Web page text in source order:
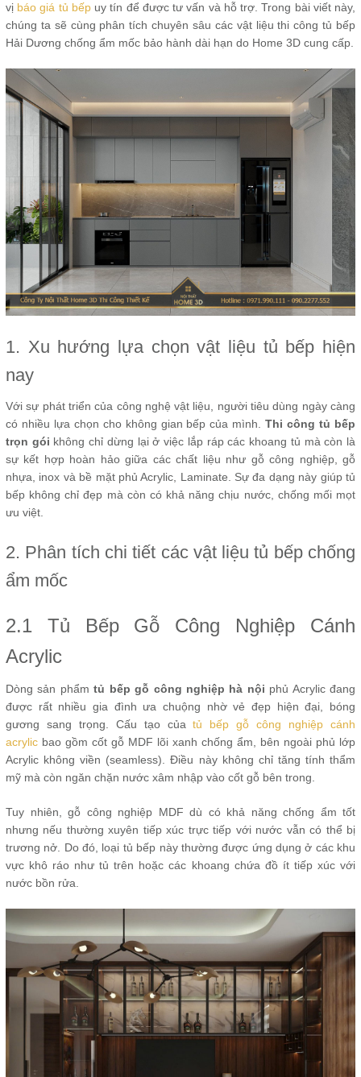
vị báo giá tủ bếpuy tín để được tư vấn và hỗ trợ. Trong bài viết này,
chúng ta sẽ cùng phân tích chuyên sâu các vật liệu thi công tủ bếp
Hải Dương chống ẩm mốc bảo hành dài hạn do Home 3D cung cấp.
1. Xu hướng lựa chọn vật liệu tủ bếp hiện
nay
Với sự phát triển của công nghệ vật liệu, người tiêu dùng ngày càng
có nhiều lựa chọn cho không gian bếp của mình.Thi công tủ bếp
trọn gói không chỉ dừng lại ở việc lắp ráp các khoang tủ mà còn là
sự kết hợp hoàn hảo giữa các chất liệu như gỗ công nghiệp, gỗ
nhựa, inox và bề mặt phủ Acrylic, Laminate. Sự đa dạng này giúp tủ
bếp không chỉ đẹp mà còn có khả năng chịu nước, chống mối mọt
ưu việt.
2. Phân tích chi tiết các vật liệu tủ bếp chống
ẩm mốc
2.1 Tủ Bếp Gỗ Công Nghiệp Cánh
Acrylic
Dòng sản phẩmtủ bếp gỗ công nghiệp hà nội phủ Acrylic đang
được rất nhiều gia đình ưa chuộng nhờ vẻ đẹp hiện đại, bóng
gương sang trọng. Cấu tạo củatủ bếp gỗ công nghiệp cánh
acrylic bao gồm cốt gỗ MDF lõi xanh chống ẩm, bên ngoài phủ lớp
Acrylic không viền (seamless). Điều này không chỉ tăng tính thẩm
mỹ mà còn ngăn chặn nước xâm nhập vào cốt gỗ bên trong.
Tuy nhiên, gỗ công nghiệp MDF dù có khả năng chống ẩm tốt
nhưng nếu thường xuyên tiếp xúc trực tiếp với nước vẫn có thể bị
trương nở. Do đó, loại tủ bếp này thường được ứng dụng ở các khu
vực khô ráo như tủ trên hoặc các khoang chứa đồ ít tiếp xúc với
nước bồn rửa.